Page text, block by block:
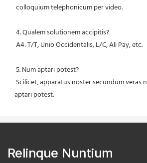
colloquium telephonicum per video.
4. Qualem solutionem accipitis?
A4: T/T, Unio Occidentalis, L/C, Ali Pay, etc.
5. Num aptari potest?
aptari potest.
Relinque Nuntium